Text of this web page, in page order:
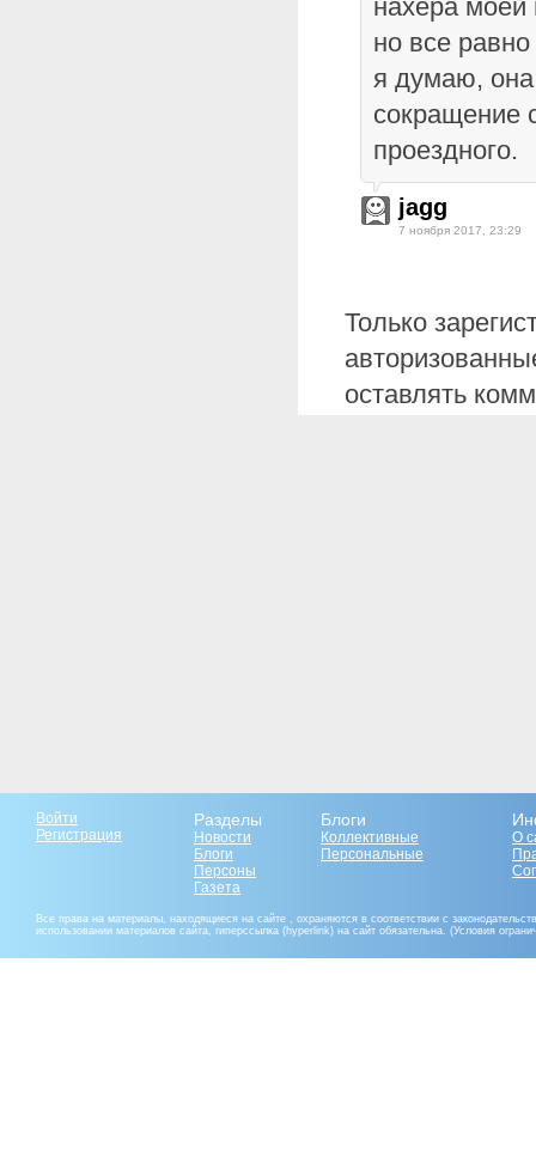
нахера моей
но все
я думаю,
сокращение
проездного.
jagg
7 ноября 2017, 23:29
Только
оставлять
Войти
Регистрация
Разделы
Новости
Блоги
Персоны
Газета
Блоги
Коллективные
Персональные
О
Все права на материалы, находящиеся на сайте , охраняются в соответствии с
использовании материалов сайта, гиперссылка (hyperlink) на сайт обязательна. (Условия